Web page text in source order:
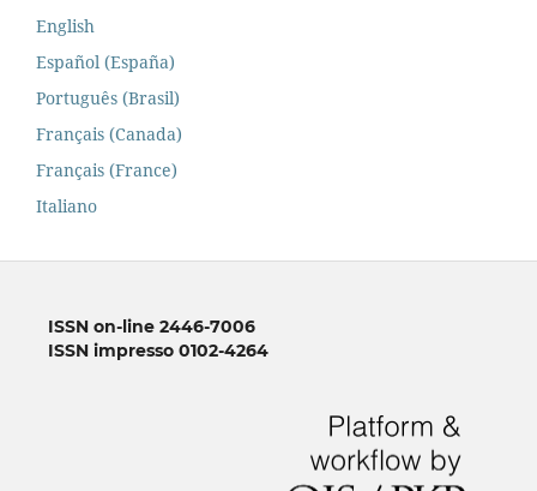
English
Español (España)
Português (Brasil)
Français (Canada)
Français (France)
Italiano
ISSN on-line 2446-7006
ISSN impresso 0102-4264